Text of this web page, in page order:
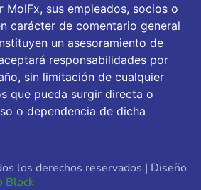
MolFx, sus empleados, socios o
carácter de comentario general
un asesoramiento de
responsabilidades por
sin limitación de cualquier
que pueda surgir directa o
o dependencia de dicha
los derechos reservados | Diseño
Block